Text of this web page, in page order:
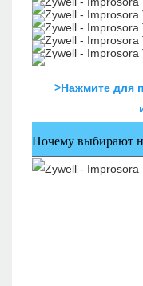
>Нажмите для
Почему выбирают